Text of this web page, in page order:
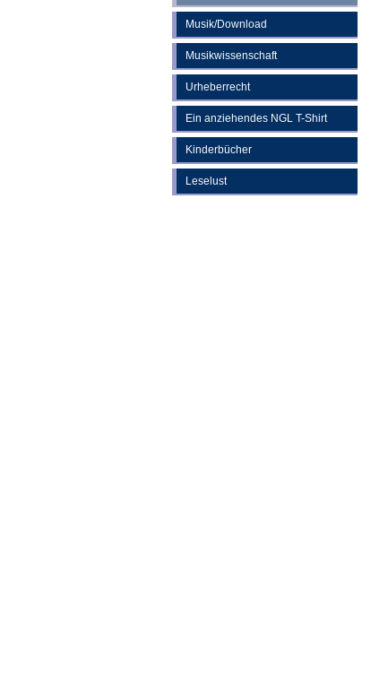
Musik/Download
Musikwissenschaft
Urheberrecht
Ein anziehendes NGL T-Shirt
Kinderbücher
Leselust